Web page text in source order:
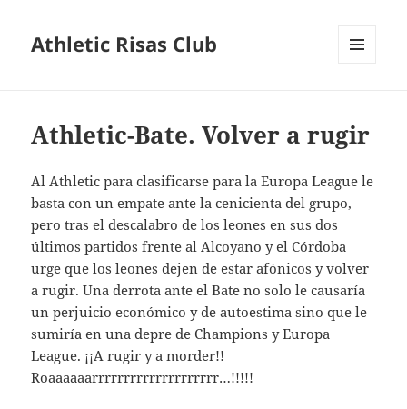
Athletic Risas Club
Athletic-Bate. Volver a rugir
Al Athletic para clasificarse para la Europa League le
basta con un empate ante la cenicienta del grupo,
pero tras el descalabro de los leones en sus dos
últimos partidos frente al Alcoyano y el Córdoba
urge que los leones dejen de estar afónicos y volver
a rugir. Una derrota ante el Bate no solo le causaría
un perjuicio económico y de autoestima sino que le
sumiría en una depre de Champions y Europa
League. ¡¡A rugir y a morder!!
Roaaaaaarrrrrrrrrrrrrrrrrrrr…!!!!!